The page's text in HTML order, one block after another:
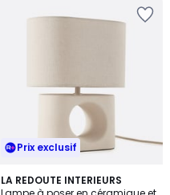
Prix exclusif
LA REDOUTE INTERIEURS
5
/